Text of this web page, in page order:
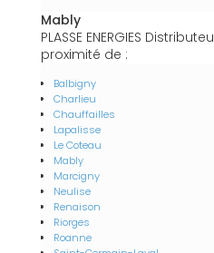
Mably
PLASSE ENERGIES
proximité de :
Balbigny
Charlieu
Chauffailles
Lapalisse
Le Coteau
Mably
Marcigny
Neulise
Renaison
Riorges
Roanne